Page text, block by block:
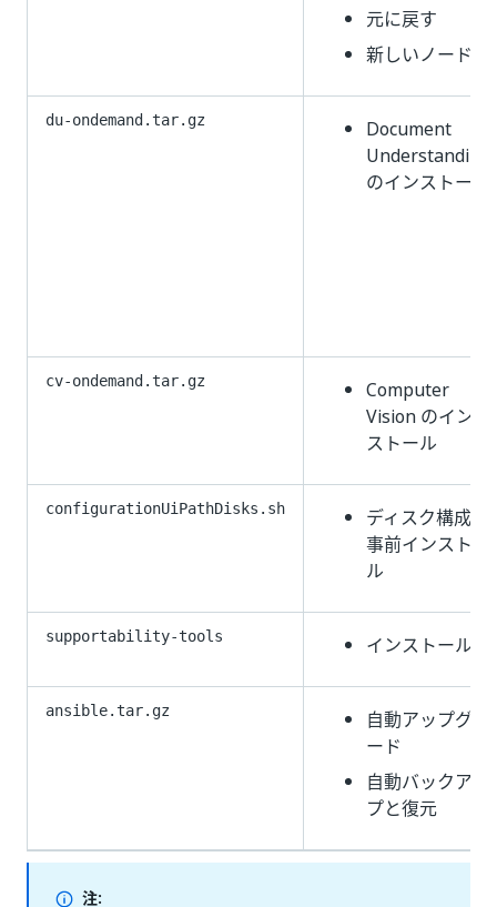
元に戻す
新しいノード
du-ondemand.tar.gz
Document
Understanding
のインストール
cv-ondemand.tar.gz
Computer
Vision のイン
ストール
configurationUiPathDisks.sh
ディスク構成の
事前インストー
ル
supportability-tools インストール後
ansible.tar.gz
自動アップグレ
ード
自動バックアッ
プと復元
注: